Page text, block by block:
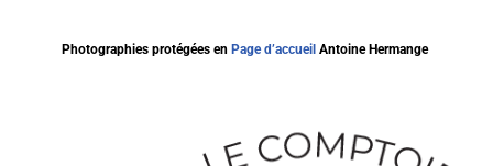
Photographies protégées en Page d’accueil Antoine Hermange